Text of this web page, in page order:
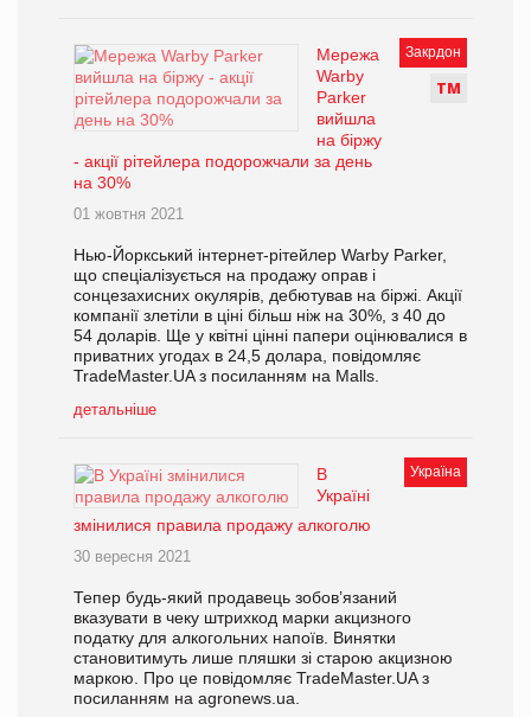
Закрдон
ТМ
Мережа
Warby
Parker
вийшла
на біржу
- акції рітейлера подорожчали за день
на 30%
01 жовтня 2021
Нью-Йоркський інтернет-рітейлер Warby Parker,
що спеціалізується на продажу оправ і
сонцезахисних окулярів, дебютував на біржі. Акції
компанії злетіли в ціні більш ніж на 30%, з 40 до
54 доларів. Ще у квітні цінні папери оцінювалися в
приватних угодах в 24,5 долара, повідомляє
TradeMaster.UA з посиланням на Malls.
детальніше
Україна
В
Україні
змінилися правила продажу алкоголю
30 вересня 2021
Тепер будь-який продавець зобов’язаний
вказувати в чеку штрихкод марки акцизного
податку для алкогольних напоїв. Винятки
становитимуть лише пляшки зі старою акцизною
маркою. Про це повідомляє TradeMaster.UA з
посиланням на agronews.ua.